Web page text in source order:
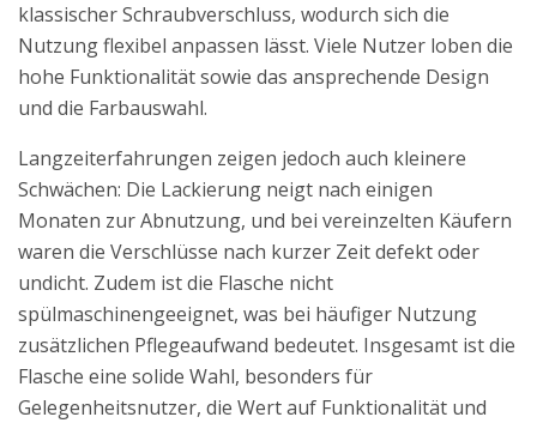
klassischer Schraubverschluss, wodurch sich die
Nutzung flexibel anpassen lässt. Viele Nutzer loben die
hohe Funktionalität sowie das ansprechende Design
und die Farbauswahl.
Langzeiterfahrungen zeigen jedoch auch kleinere
Schwächen: Die Lackierung neigt nach einigen
Monaten zur Abnutzung, und bei vereinzelten Käufern
waren die Verschlüsse nach kurzer Zeit defekt oder
undicht. Zudem ist die Flasche nicht
spülmaschinengeeignet, was bei häufiger Nutzung
zusätzlichen Pflegeaufwand bedeutet. Insgesamt ist die
Flasche eine solide Wahl, besonders für
Gelegenheitsnutzer, die Wert auf Funktionalität und